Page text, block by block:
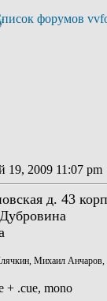
форумов
19, 2009 11:07 pm
д. 43
Михаил
+ .cue, mono